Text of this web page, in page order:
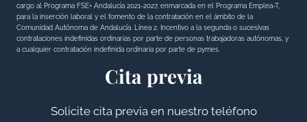
cargo al Programa FSE+ Andalucía 2021-2027, enmarcada en el Programa Emplea-T,
para la inserción laboral y el fomento de la contratación en el ámbito de la
Comunidad Autónoma de Andalucía. Línea 2. Incentivo a la segunda o sucesivas
contrataciones indefinidas ordinarias por parte de personas trabajadoras autónomas, y
a cualquier contratación indefinida ordinaria por parte de pymes.
Cita previa
Solicite cita previa en nuestro teléfono